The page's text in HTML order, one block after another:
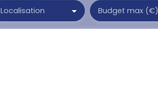
Localisation Budget max (€)